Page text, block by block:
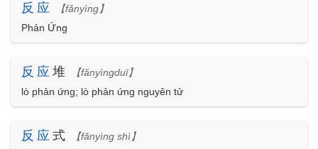
反 应
【fǎnyìng】
Phản Ứng
反 应 堆
【fǎnyìngduī】
lò phản ứng; lò phản ứng nguyên tử
反 应 式
【fǎnyìng shì】